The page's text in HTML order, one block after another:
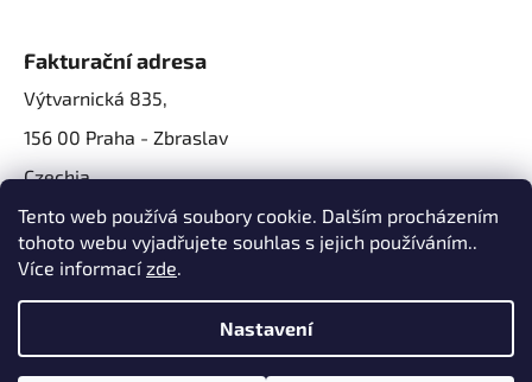
Tento web používá soubory cookie. Dalším procházením
tohoto webu vyjadřujete souhlas s jejich používáním..
Více informacízde.
Nastavení
Fakturační adresa
Výtvarnická 835,
156 00 Praha - Zbraslav
Czechia
IČO: 07724861
IČ DPH: CZ07724861